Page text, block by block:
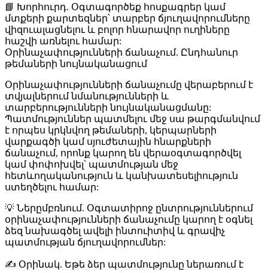
📘 Խորհուրդ. Օգտագործեք հոսքագրեր կամ
մտքերի քարտեզներ՝ տարբեր ճյուղավորումները
վիզուալացնելու և բոլոր հնարավոր ուղիները
հաշվի առնելու համար:
Օրինաչափությունների ճանաչում. Ընդհանուր
թեմաների նույնականացում
Օրինաչափությունների ճանաչումը վերաբերում է
տվյալներում նմանությունների և
տարբերությունների նույնականացմանը:
Պատմություններ պատմելու մեջ սա թարգմանվում
է որպես կրկնվող թեմաների, կերպարների
վարքագծի կամ սյուժետային հնարքների
ճանաչում, որոնք կարող են վերաօգտագործվել
կամ փոփոխվել՝ պատմության մեջ
հետևողականություն և կանխատեսելիություն
ստեղծելու համար:
💡 Ներըմբռնում. Օգտատիրոջ ընտրություններում
օրինաչափությունների ճանաչումը կարող է օգնել
ձեզ նախագծել ավելի ինտուիտիվ և գրավիչ
պատմության ճյուղավորումներ:
✍️ Օրինակ. Եթե ձեր պատմությունը ներառում է